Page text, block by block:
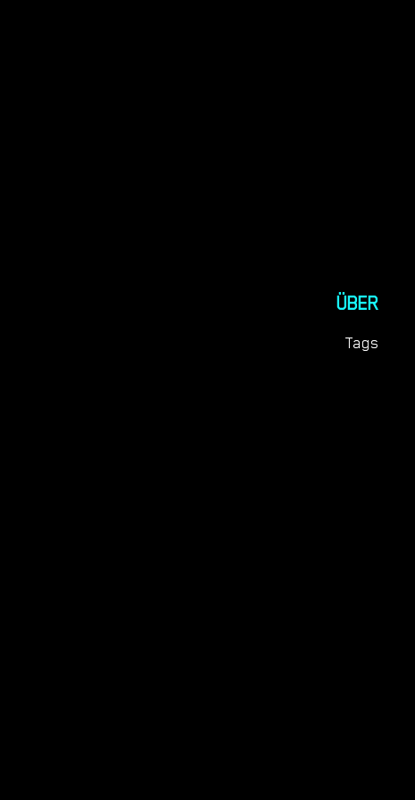
ÜBER
Tags